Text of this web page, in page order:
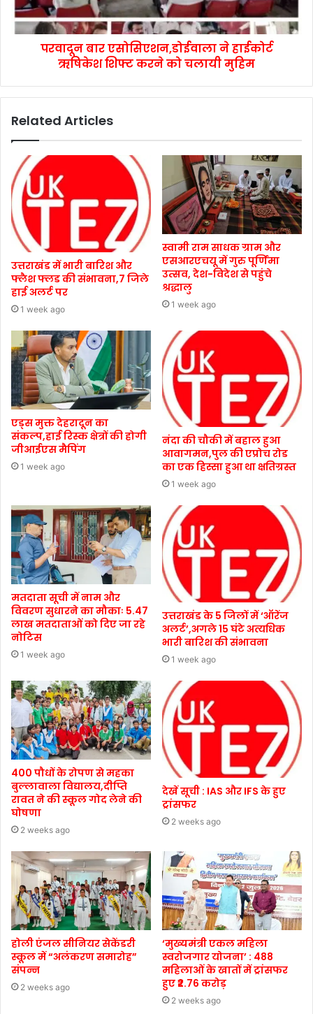
परवादून बार एसोसिएशन,डोईवाला ने हाईकोर्ट
ऋषिकेश शिफ्ट करने को चलायी मुहिम
Related Articles
उत्तराखंड में भारी बारिश और
फ्लैश फ्लड की संभावना,7 जिले
हाई अलर्ट पर
1 week ago
स्वामी राम साधक ग्राम और
एसआरएचयू में गुरु पूर्णिमा
उत्सव, देश-विदेश से पहुंचे
श्रद्धालु
1 week ago
एड्स मुक्त देहरादून का
संकल्प,हाई रिस्क क्षेत्रों की होगी
जीआईएस मैपिंग
1 week ago
नंदा की चौकी में बहाल हुआ
आवागमन,पुल की एप्रोच रोड
का एक हिस्सा हुआ था क्षतिग्रस्त
1 week ago
मतदाता सूची में नाम और
विवरण सुधारने का मौकाः 5.47
लाख मतदाताओं को दिए जा रहे
नोटिस
1 week ago
उत्तराखंड के 5 जिलों में ‘ऑरेंज
अलर्ट’,अगले 15 घंटे अत्यधिक
भारी बारिश की संभावना
1 week ago
400 पौधों के रोपण से महका
बुल्लावाला विद्यालय,दीप्ति
रावत ने की स्कूल गोद लेने की
घोषणा
2 weeks ago
देखें सूची : IAS और IFS के हुए
ट्रांसफर
2 weeks ago
होली एंजल सीनियर सेकेंडरी
स्कूल में “अलंकरण समारोह”
संपन्न
2 weeks ago
‘मुख्यमंत्री एकल महिला
स्वरोजगार योजना’ : 488
महिलाओं के खातों में ट्रांसफर
हुए ₹2.76 करोड़
2 weeks ago